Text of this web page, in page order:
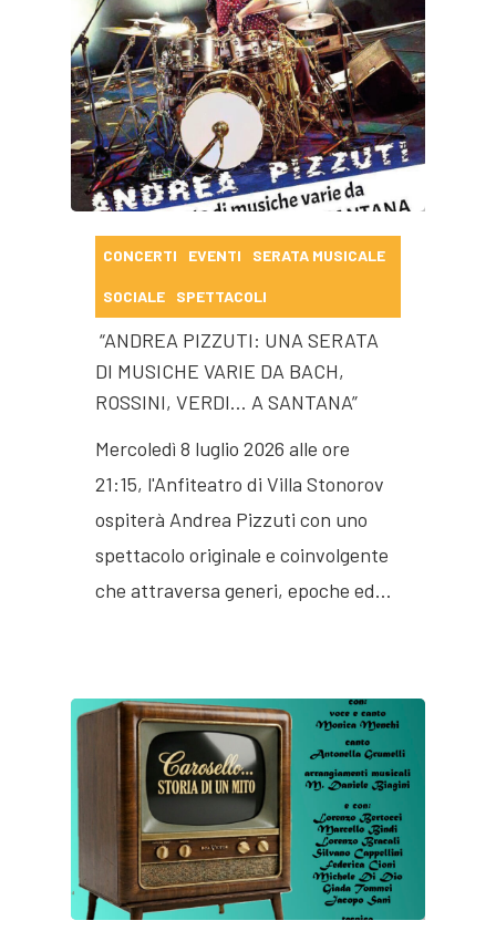
CONCERTI EVENTI SERATA MUSICALE
SOCIALE SPETTACOLI
“ANDREA PIZZUTI: UNA SERATA
DI MUSICHE VARIE DA BACH,
ROSSINI, VERDI… A SANTANA”
Mercoledì 8 luglio 2026 alle ore
21:15, l'Anfiteatro di Villa Stonorov
ospiterà Andrea Pizzuti con uno
spettacolo originale e coinvolgente
che attraversa generi, epoche ed…